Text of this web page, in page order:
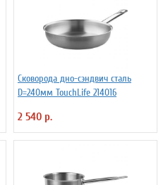
Сковорода дно-сэндвич сталь
D=240мм TouchLife 214016
2 540 р.